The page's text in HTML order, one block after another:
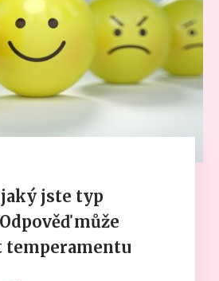
jste typ
může
temperamentu